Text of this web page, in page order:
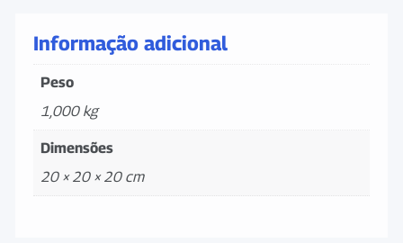
Informação adicional
Peso
1,000 kg
Dimensões
20 × 20 × 20 cm